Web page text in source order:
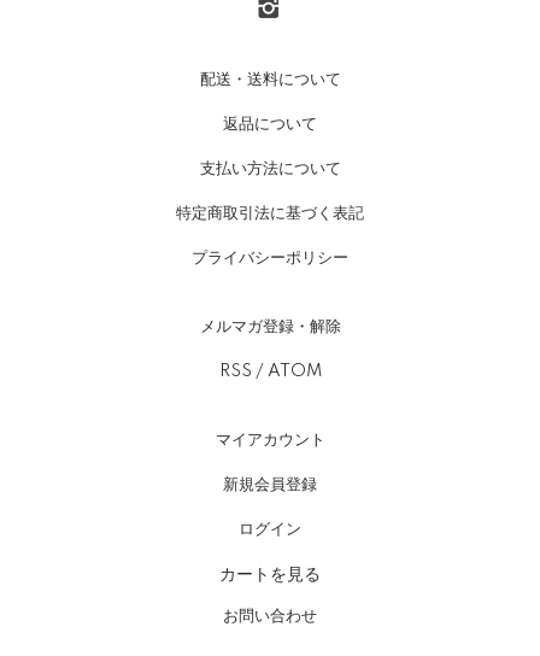
配送・送料について
返品について
支払い方法について
特定商取引法に基づく表記
プライバシーポリシー
メルマガ登録・解除
RSS / ATOM
マイアカウント
新規会員登録
ログイン
カートを見る
お問い合わせ